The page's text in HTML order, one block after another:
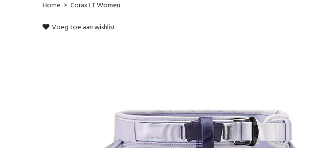
Home > Corax LT Women
Voeg toe aan wishlist